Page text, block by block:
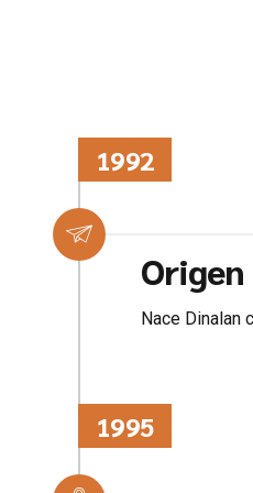
1992
Origen
Nace Dinalan
1995